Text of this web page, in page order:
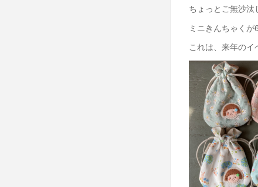
き
ん
ち
ゃ
く
は
ちょっとご無沙汰
ミニきんちゃくが
これは、来年の